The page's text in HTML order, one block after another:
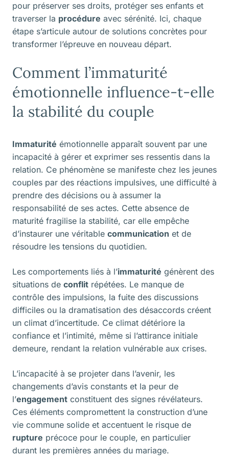
pour préserver ses droits, protéger ses enfants et
traverser la procédure avec sérénité. Ici, chaque
étape s’articule autour de solutions concrètes pour
transformer l’épreuve en nouveau départ.
Comment l’immaturité
émotionnelle influence-t-elle
la stabilité du couple
Immaturité émotionnelle apparaît souvent par une
incapacité à gérer et exprimer ses ressentis dans la
relation. Ce phénomène se manifeste chez les jeunes
couples par des réactions impulsives, une difficulté à
prendre des décisions ou à assumer la
responsabilité de ses actes. Cette absence de
maturité fragilise la stabilité, car elle empêche
d’instaurer une véritable communication et de
résoudre les tensions du quotidien.
Les comportements liés à l’immaturité génèrent des
situations de conflit répétées. Le manque de
contrôle des impulsions, la fuite des discussions
difficiles ou la dramatisation des désaccords créent
un climat d’incertitude. Ce climat détériore la
confiance et l’intimité, même si l’attirance initiale
demeure, rendant la relation vulnérable aux crises.
L’incapacité à se projeter dans l’avenir, les
changements d’avis constants et la peur de
l’engagement constituent des signes révélateurs.
Ces éléments compromettent la construction d’une
vie commune solide et accentuent le risque de
rupture précoce pour le couple, en particulier
durant les premières années du mariage.